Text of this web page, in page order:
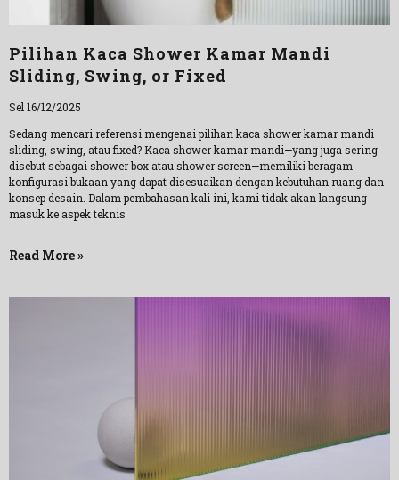
Pilihan Kaca Shower Kamar Mandi
Sliding, Swing, or Fixed
Sel 16/12/2025
Sedang mencari referensi mengenai pilihan kaca shower kamar mandi
sliding, swing, atau fixed? Kaca shower kamar mandi—yang juga sering
disebut sebagai shower box atau shower screen—memiliki beragam
konfigurasi bukaan yang dapat disesuaikan dengan kebutuhan ruang dan
konsep desain. Dalam pembahasan kali ini, kami tidak akan langsung
masuk ke aspek teknis
Read More »